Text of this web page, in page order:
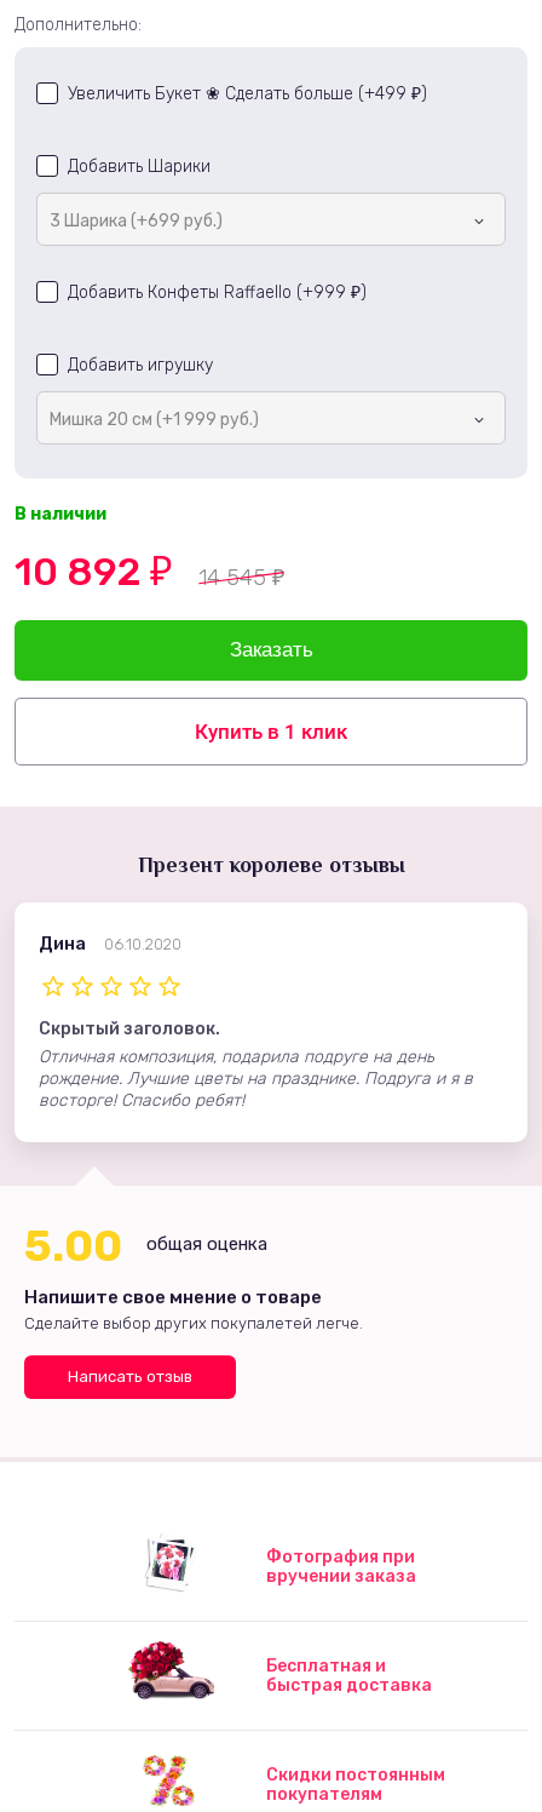
Дополнительно:
Увеличить Букет ❀ Сделать больше (+499 ₽ )
Добавить Шарики
3 Шарика (+699 руб.)
Добавить Конфеты Raffaello (+999 ₽ )
Добавить игрушку
Мишка 20 см (+1 999 руб.)
В наличии
10 892 ₽ 14 545₽
Купить в 1 клик
Презент королеве отзывы
Дина 06.10.2020
Скрытый заголовок.
Отличная композиция, подарила подруге на день
рождение. Лучшие цветы на празднике. Подруга и я в
восторге! Спасибо ребят!
Напишите свое мнение о товаре
Сделайте выбор других покупалетей легче.
Написать отзыв
5.00 общая оценка
Фотография при
вручении заказа
Бесплатная и
быстрая доставка
Скидки постоянным
покупателям